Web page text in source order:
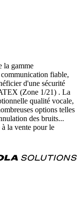
la gamme
fiable,
d'une sécurité
(Zone 1/21) . La
qualité vocale,
options telles
des bruits...
la vente pour le